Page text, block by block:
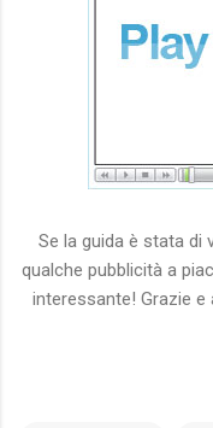
Se la guida è stata
qualche pubblicità a
interessante! Grazie